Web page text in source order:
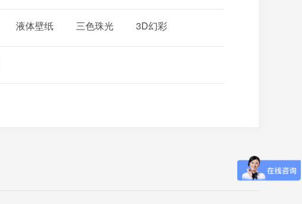
液体壁纸 三色珠光 3D幻彩